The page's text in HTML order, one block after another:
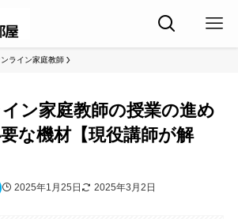
ンライン家庭教師
ン家庭教師の授業の進め
な機材【現役講師が解
2025年1月25日 2025年3月2日